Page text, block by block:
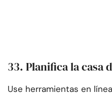
33. Planifica la casa
Use herramientas en